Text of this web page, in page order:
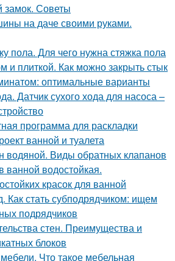
замок. Советы
на даче своими руками.
пола. Для чего нужна стяжка пола
и плиткой. Как можно закрыть стык
оптимальные варианты
Датчик сухого хода для насоса –
программа для раскладки
ванной и туалета
водяной. Виды обратных клапанов
ванной водостойкая.
красок для ванной
Как стать субподрядчиком: ищем
подрядчиков
стен. Преимущества и
блоков
Что такое мебельная